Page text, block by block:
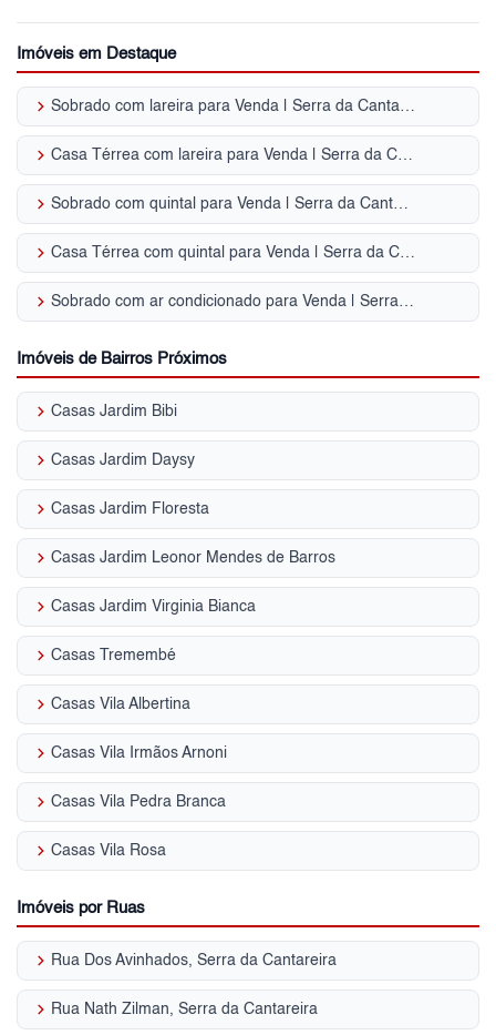
Imóveis em Destaque
keyboard_arrow_right Sobrado com lareira para Venda | Serra da Cantareira
keyboard_arrow_right Casa Térrea com lareira para Venda | Serra da Cantareira
keyboard_arrow_right Sobrado com quintal para Venda | Serra da Cantareira
keyboard_arrow_right Casa Térrea com quintal para Venda | Serra da Cantareira
keyboard_arrow_right Sobrado com ar condicionado para Venda | Serra da Cantareira
Imóveis de Bairros Próximos
keyboard_arrow_right Casas Jardim Bibi
keyboard_arrow_right Casas Jardim Daysy
keyboard_arrow_right Casas Jardim Floresta
keyboard_arrow_right Casas Jardim Leonor Mendes de Barros
keyboard_arrow_right Casas Jardim Virginia Bianca
keyboard_arrow_right Casas Tremembé
keyboard_arrow_right Casas Vila Albertina
keyboard_arrow_right Casas Vila Irmãos Arnoni
keyboard_arrow_right Casas Vila Pedra Branca
keyboard_arrow_right Casas Vila Rosa
Imóveis por Ruas
keyboard_arrow_right Rua Dos Avinhados, Serra da Cantareira
keyboard_arrow_right Rua Nath Zilman, Serra da Cantareira